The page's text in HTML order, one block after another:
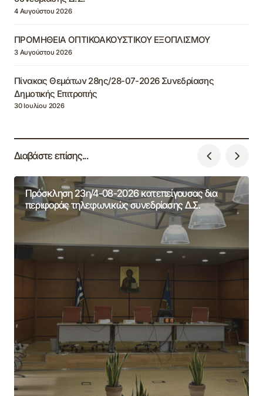
4 Αυγούστου 2026
ΠΡΟΜΗΘΕΙΑ ΟΠΤΙΚΟΑΚΟΥΣΤΙΚΟΥ ΕΞΟΠΛΙΣΜΟΥ
3 Αυγούστου 2026
Πίνακας Θεμάτων 28ης/28-07-2026 Συνεδρίασης
Δημοτικής Επιτροπής
30 Ιουλίου 2026
Διαβάστε επίσης...
Πρόσκληση 23η/4-08-2026 κατεπείγουσας δια
περιφοράς τηλεφωνικώς συνεδρίασης Δ.Σ.